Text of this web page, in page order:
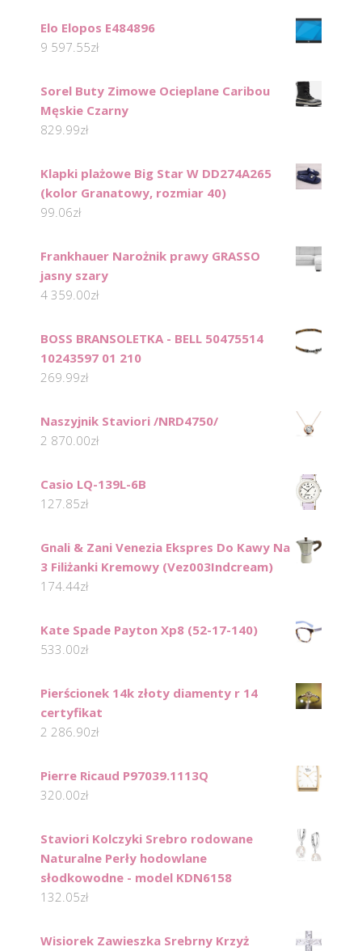
Elo Elopos E484896
9 597.55zł
Sorel Buty Zimowe Ocieplane Caribou
Męskie Czarny
829.99zł
Klapki plażowe Big Star W DD274A265
(kolor Granatowy, rozmiar 40)
99.06zł
Frankhauer Narożnik prawy GRASSO
jasny szary
4 359.00zł
BOSS BRANSOLETKA - BELL 50475514
10243597 01 210
269.99zł
Naszyjnik Staviori /NRD4750/
2 870.00zł
Casio LQ-139L-6B
127.85zł
Gnali & Zani Venezia Ekspres Do Kawy Na
3 Filiżanki Kremowy (Vez003Indcream)
174.44zł
Kate Spade Payton Xp8 (52-17-140)
533.00zł
Pierścionek 14k złoty diamenty r 14
certyfikat
2 286.90zł
Pierre Ricaud P97039.1113Q
320.00zł
Staviori Kolczyki Srebro rodowane
Naturalne Perły hodowlane
słodkowodne - model KDN6158
132.05zł
Wisiorek Zawieszka Srebrny Krzyż